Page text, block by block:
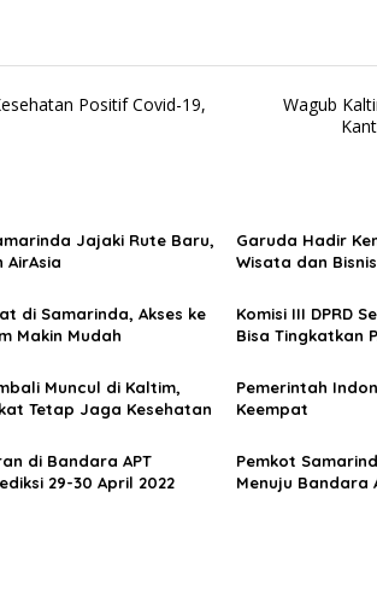
Positif Covid-19,
Wagub
Jajaki Rute Baru,
AirAsia
Garuda Hadir
Wisata dan Bisnis
di Samarinda, Akses ke
Makin Mudah
Komisi III DPRD
Bisa Tingkatkan
Muncul di Kaltim,
Tetap Jaga Kesehatan
Pemerintah
Keempat
di Bandara APT
29-30 April 2022
Pemkot
Menuju Bandara